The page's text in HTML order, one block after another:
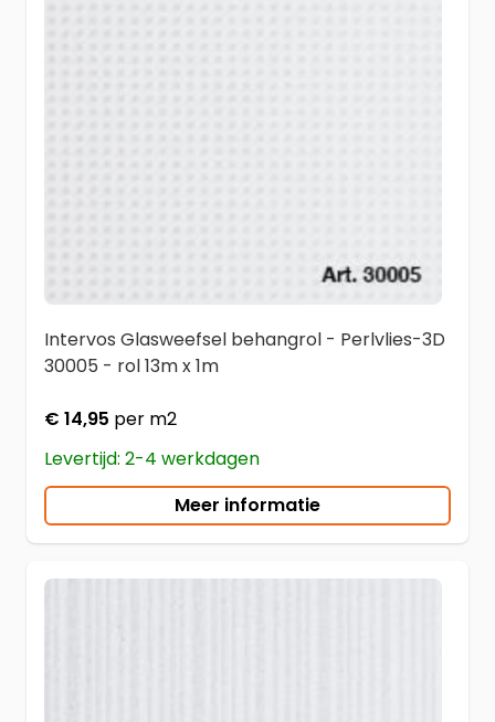
Intervos Glasweefsel behangrol - Perlvlies-3D
30005 - rol 13m x 1m
€ 14,95 per m2
Levertijd: 2-4 werkdagen
Meer informatie